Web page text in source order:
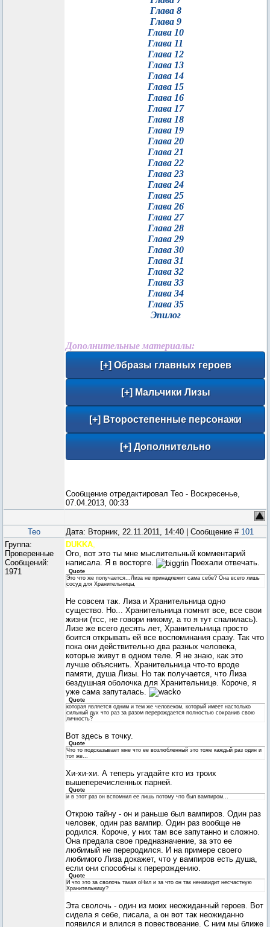
Глава 8
Глава 9
Глава 10
Глава 11
Глава 12
Глава 13
Глава 14
Глава 15
Глава 16
Глава 17
Глава 18
Глава 19
Глава 20
Глава 21
Глава 22
Глава 23
Глава 24
Глава 25
Глава 26
Глава 27
Глава 28
Глава 29
Глава 30
Глава 31
Глава 32
Глава 33
Глава 34
Глава 35
Эпилог
Дополнительные материалы:
Сообщение отредактировал Teo - Воскресенье,
07.04.2013, 00:33
Teo Дата: Вторник, 22.11.2011, 14:40 | Сообщение # 101
Группа:
Проверенные
Сообщений:
1971
DUKKA,
Ого, вот это ты мне мыслительный комментарий
написала. Я в восторге.
Поехали отвечать.
Quote
Это что же получается...Лиза не принадлежит сама себе? Она всего лишь
сосуд для Хранительницы,
Не совсем так. Лиза и Хранительница одно
существо. Но... Хранительница помнит все, все свои
жизни (тсс, не говори никому, а то я тут спалилась).
Лизе же всего десять лет, Хранительница просто
боится открывать ей все воспоминания сразу. Так что
пока они действительно два разных человека,
которые живут в одном теле. Я не знаю, как это
лучше объяснить. Хранительница что-то вроде
памяти, душа Лизы. Но так получается, что Лиза
бездушная оболочка для Хранительнице. Короче, я
уже сама запуталась.
Quote
которая является одним и тем же человеком, который имеет настолько
сильный дух что раз за разом перерождается полностью сохранив свою
личность?
Вот здесь в точку.
Quote
Что то подсказывает мне что ее возлюбленный это тоже каждый раз один и
тот же...
Хи-хи-хи. А теперь угадайте кто из троих
вышеперечисленных парней.
Quote
и в этот раз он вспомнил ее лишь потому что был вампиром...
Открою тайну - он и раньше был вампиров. Один раз
человек, один раз вампир. Один раз вообще не
родился. Короче, у них там все запутанно и сложно.
Она предала свое предназначение, за это ее
любимый не переродился. И на примере своего
любимого Лиза докажет, что у вампиров есть душа,
если они способны к перерождению.
Quote
И что это за сволочь такая оНил и за что он так ненавидит несчастную
Хранительницу?
Эта сволочь - один из моих неожиданный героев. Вот
сидела я себе, писала, а он вот так неожиданно
появился и влился в повествование. С ним мы ближе